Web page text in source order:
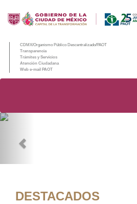
CDMX/Organismo Público Descentralizado/PAOT
Transparencia
Trámites y Servicios
Atención Ciudadana
Web e-mail PAOT
DESTACADOS